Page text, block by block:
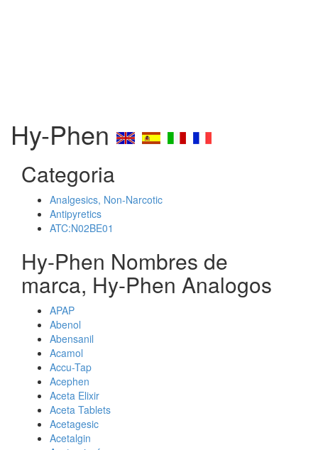
Hy-Phen
Categoria
Analgesics, Non-Narcotic
Antipyretics
ATC:N02BE01
Hy-Phen Nombres de
marca, Hy-Phen Analogos
APAP
Abenol
Abensanil
Acamol
Accu-Tap
Acephen
Aceta Elixir
Aceta Tablets
Acetagesic
Acetalgin